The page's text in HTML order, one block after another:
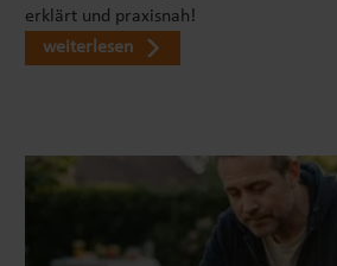
erklärt und praxisnah!
weiterlesen